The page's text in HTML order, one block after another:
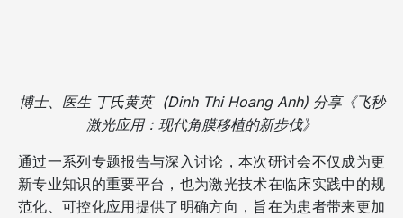
博士、医生 丁氏黄英 (Dinh Thi Hoang Anh) 分享《飞秒
激光应用：现代角膜移植的新步伐》
通过一系列专题报告与深入讨论，本次研讨会不仅成为更
新专业知识的重要平台，也为激光技术在临床实践中的规
范化、可控化应用提供了明确方向，旨在为患者带来更加